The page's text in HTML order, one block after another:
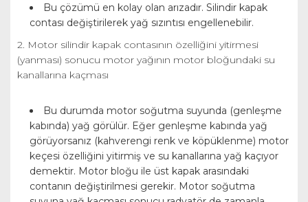
Bu çözümü en kolay olan arızadır. Silindir kapak
contası değiştirilerek yağ sızıntısı engellenebilir.
2. Motor silindir kapak contasının özelliğini yitirmesi
(yanması) sonucu motor yağının motor bloğundaki su
kanallarına kaçması
Bu durumda motor soğutma suyunda (genleşme
kabında) yağ görülür. Eğer genleşme kabında yağ
görüyorsanız (kahverengi renk ve köpüklenme) motor
keçesi özelliğini yitirmiş ve su kanallarına yağ kaçıyor
demektir. Motor bloğu ile üst kapak arasındaki
contanın değiştirilmesi gerekir. Motor soğutma